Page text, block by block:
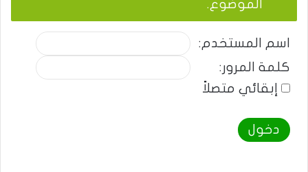
الموضوع.
اسم المستخدم:
كلمة المرور:
إبقائي متصلاً
دخول